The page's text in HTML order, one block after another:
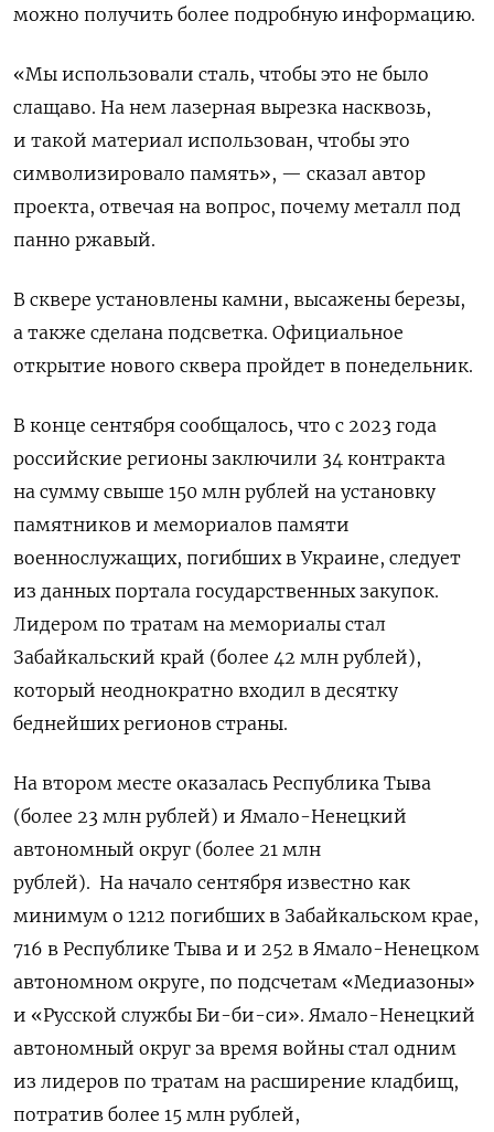
можно получить более подробную информацию.
«Мы использовали сталь, чтобы это не было
слащаво. На нем лазерная вырезка насквозь,
и такой материал использован, чтобы это
символизировало память», — сказал автор
проекта, отвечая на вопрос, почему металл под
панно ржавый.
В сквере установлены камни, высажены березы,
а также сделана подсветка. Официальное
открытие нового сквера пройдет в понедельник.
В конце сентября сообщалось, что с 2023 года
российские регионы заключили 34 контракта
на сумму свыше 150 млн рублей на установку
памятников и мемориалов памяти
военнослужащих, погибших в Украине, следует
из данных портала государственных закупок.
Лидером по тратам на мемориалы стал
Забайкальский край (более 42 млн рублей),
который неоднократно входил в десятку
беднейших регионов страны.
На втором месте оказалась Республика Тыва
(более 23 млн рублей) и Ямало-Ненецкий
автономный округ (более 21 млн
рублей). На начало сентября известно как
минимум о 1212 погибших в Забайкальском крае,
716 в Республике Тыва и и 252 в Ямало-Ненецком
автономном округе, по подсчетам «Медиазоны»
и «Русской службы Би-би-си». Ямало-Ненецкий
автономный округ за время войны стал одним
из лидеров по тратам на расширение кладбищ,
потратив более 15 млн рублей,